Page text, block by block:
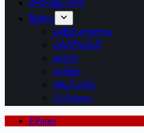
సాహిత్యం-శోభ
శీర్షికలు
ప్రత్యేక వ్యాసాలు
ఎడిటోరియల్
అరుగు
సంకేతం
దక్కన్.కామ్
24 గంటలు
EPaper